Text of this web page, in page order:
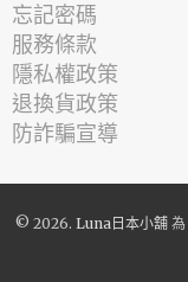
忘記密碼
服務條款
隱私權政策
退換貨政策
防詐騙宣導
© 2026. Luna日本小舖 為